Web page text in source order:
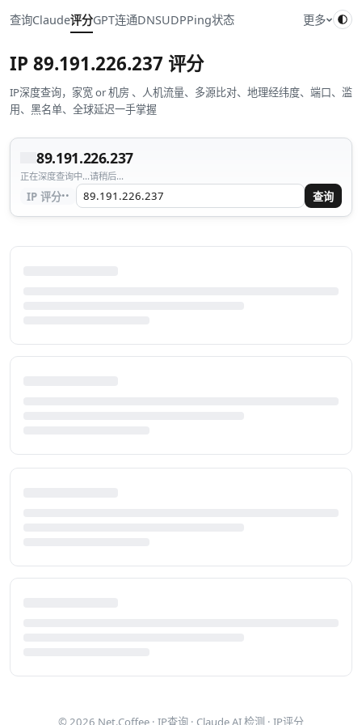
查询Claude评分GPT连通DNSUDPPing状态 更多
IP 89.191.226.237 评分
IP深度查询，家宽 or 机房 、人机流量、多源比对、地理经纬度、端口、滥
用、黑名单、全球延迟一手掌握
89.191.226.237
正在深度查询中...请稍后...
IP 评分·· 查询
© 2026 Net.Coffee · IP查询 · Claude AI 检测 · IP评分